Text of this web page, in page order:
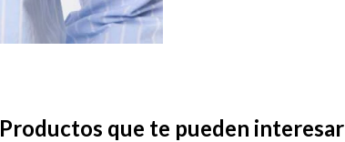
Productos que te pueden interesar